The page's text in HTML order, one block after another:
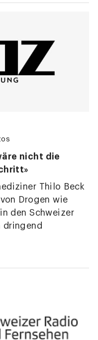
nicht die
Thilo Beck
Drogen wie
den Schweizer
dringend